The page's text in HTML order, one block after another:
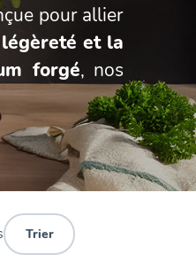
pour allier
légèreté et la
forgé, nos
Trier